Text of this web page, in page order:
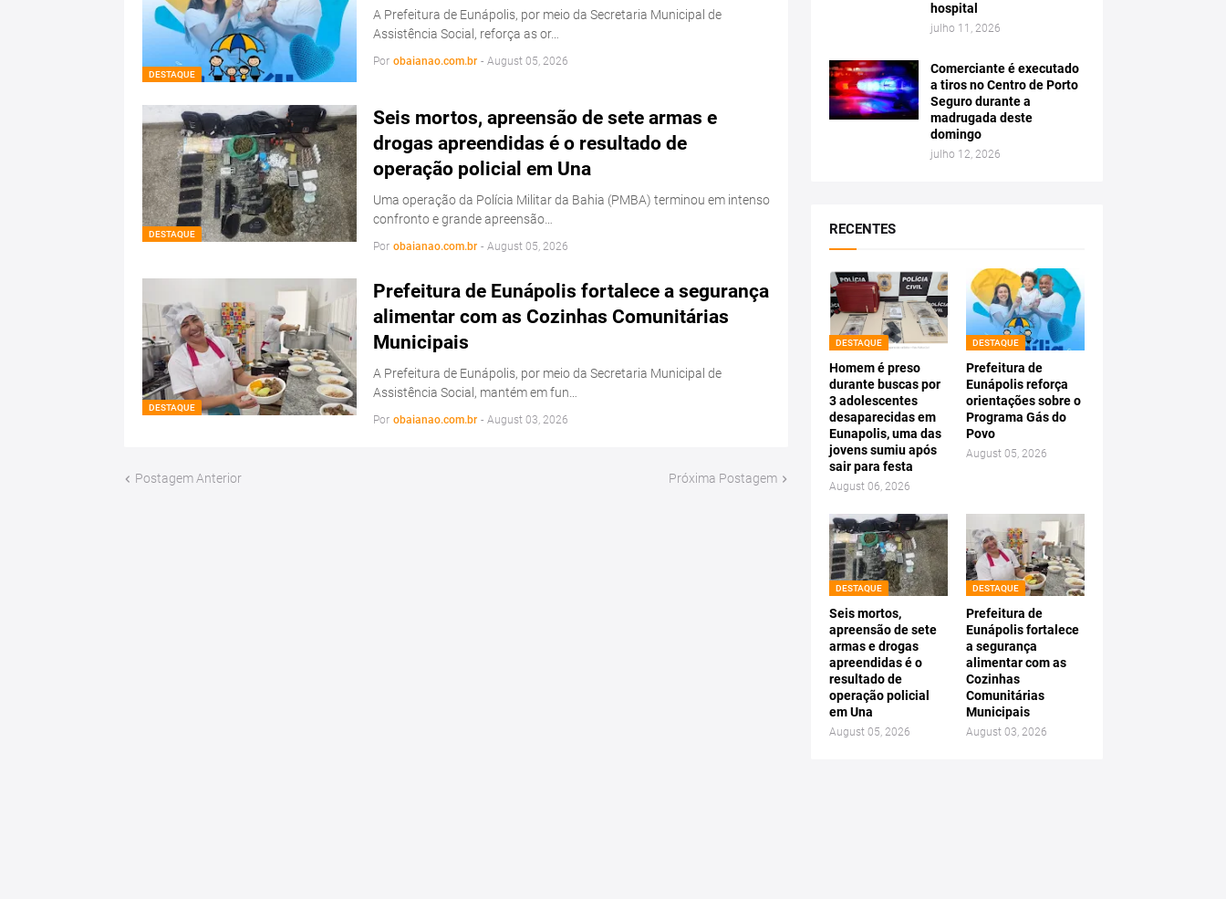
DESTAQUE
A Prefeitura de Eunápolis, por meio da Secretaria Municipal de
Assistência Social, reforça as or…
Por obaianao.com.br - August 05, 2026
DESTAQUE
Seis mortos, apreensão de sete armas e
drogas apreendidas é o resultado de
operação policial em Una
Uma operação da Polícia Militar da Bahia (PMBA) terminou em intenso
confronto e grande apreensão…
Por obaianao.com.br - August 05, 2026
DESTAQUE
Prefeitura de Eunápolis fortalece a segurança
alimentar com as Cozinhas Comunitárias
Municipais
A Prefeitura de Eunápolis, por meio da Secretaria Municipal de
Assistência Social, mantém em fun…
Por obaianao.com.br - August 03, 2026
Postagem Anterior Próxima Postagem
hospital
julho 11, 2026
Comerciante é executado
a tiros no Centro de Porto
Seguro durante a
madrugada deste
domingo
julho 12, 2026
RECENTES
DESTAQUE
Homem é preso
durante buscas por
3 adolescentes
desaparecidas em
Eunapolis, uma das
jovens sumiu após
sair para festa
August 06, 2026
DESTAQUE
Prefeitura de
Eunápolis reforça
orientações sobre o
Programa Gás do
Povo
August 05, 2026
DESTAQUE
Seis mortos,
apreensão de sete
armas e drogas
apreendidas é o
resultado de
operação policial
em Una
August 05, 2026
DESTAQUE
Prefeitura de
Eunápolis fortalece
a segurança
alimentar com as
Cozinhas
Comunitárias
Municipais
August 03, 2026